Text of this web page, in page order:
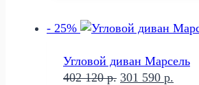
- 25%
Угловой диван Марсель
402 120р. Первоначальная
301 590 р.